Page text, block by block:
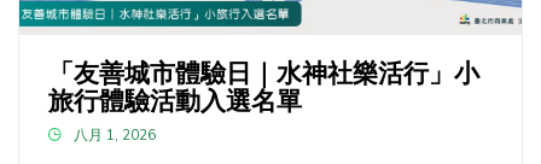
「友善城市體驗日｜水神社樂活行」小
旅行體驗活動入選名單
八月 1, 2026